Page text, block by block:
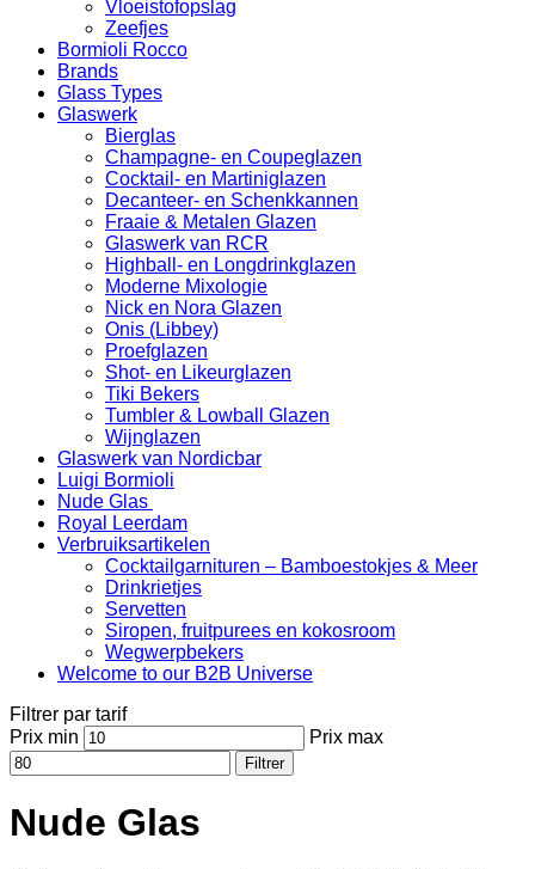
Vloeistofopslag
Zeefjes
Bormioli Rocco
Brands
Glass Types
Glaswerk
Bierglas
Champagne- en Coupeglazen
Cocktail- en Martiniglazen
Decanteer- en Schenkkannen
Fraaie & Metalen Glazen
Glaswerk van RCR
Highball- en Longdrinkglazen
Moderne Mixologie
Nick en Nora Glazen
Onis (Libbey)
Proefglazen
Shot- en Likeurglazen
Tiki Bekers
Tumbler & Lowball Glazen
Wijnglazen
Glaswerk van Nordicbar
Luigi Bormioli
Nude Glas
Royal Leerdam
Verbruiksartikelen
Cocktailgarnituren – Bamboestokjes & Meer
Drinkrietjes
Servetten
Siropen, fruitpurees en kokosroom
Wegwerpbekers
Welcome to our B2B Universe
Filtrer par tarif
Prix min
Prix max
Filtrer
Nude Glas